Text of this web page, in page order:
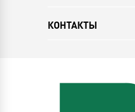
КОНТАКТЫ